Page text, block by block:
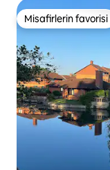
Misafirlerin favorisi
Misafirlerin favorisi